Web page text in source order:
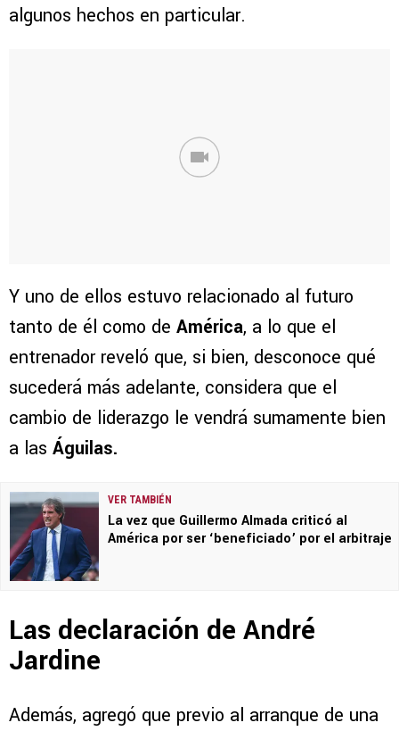
algunos hechos en particular.
Y uno de ellos estuvo relacionado al futuro
tanto de él como de América, a lo que el
entrenador reveló que, si bien, desconoce qué
sucederá más adelante, considera que el
cambio de liderazgo le vendrá sumamente bien
a las Águilas.
VER TAMBIÉN
La vez que Guillermo Almada criticó al
América por ser ‘beneficiado’ por el arbitraje
Las declaración de André
Jardine
Además, agregó que previo al arranque de una